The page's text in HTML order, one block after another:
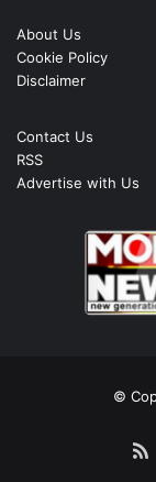
About Us
Cookie Policy
Disclaimer
Contact Us
RSS
Advertise with Us
©